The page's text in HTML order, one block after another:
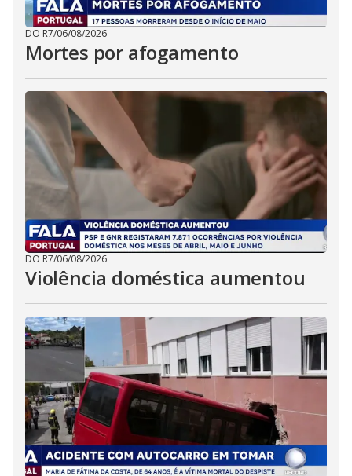
DO R7/06/08/2026
Mortes por afogamento
DO R7/06/08/2026
Violência doméstica aumentou